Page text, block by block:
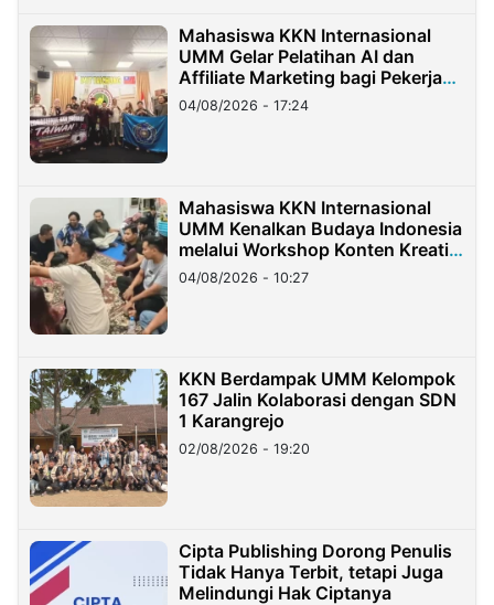
Mahasiswa KKN Internasional
UMM Gelar Pelatihan AI dan
Affiliate Marketing bagi Pekerja
Migran Indonesia di Taiwan
04/08/2026 - 17:24
Mahasiswa KKN Internasional
UMM Kenalkan Budaya Indonesia
melalui Workshop Konten Kreatif
di Taiwan
04/08/2026 - 10:27
KKN Berdampak UMM Kelompok
167 Jalin Kolaborasi dengan SDN
1 Karangrejo
02/08/2026 - 19:20
Cipta Publishing Dorong Penulis
Tidak Hanya Terbit, tetapi Juga
Melindungi Hak Ciptanya